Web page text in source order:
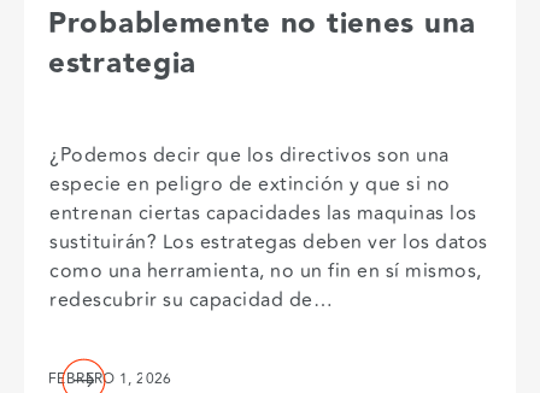
Probablemente no tienes una
estrategia
FEBRERO 1, 2026
¿Podemos decir que los directivos son una
especie en peligro de extinción y que si no
entrenan ciertas capacidades las maquinas los
sustituirán? Los estrategas deben ver los datos
como una herramienta, no un fin en sí mismos,
redescubrir su capacidad de…